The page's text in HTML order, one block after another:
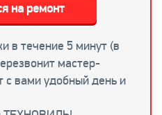
в течение 5 минут (в
мастер-
с вами удобный день и
на ремонт